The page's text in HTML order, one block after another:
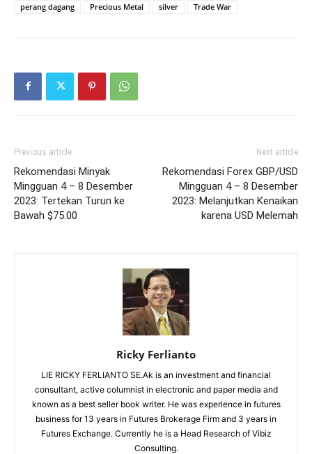
perang dagang
Precious Metal silver Trade War
Previous article
Rekomendasi Minyak
Mingguan 4 – 8 Desember
2023: Tertekan Turun ke
Bawah $75.00
Next article
Rekomendasi Forex GBP/USD
Mingguan 4 – 8 Desember
2023: Melanjutkan Kenaikan
karena USD Melemah
Ricky Ferlianto
LIE RICKY FERLIANTO SE.Ak is an investment and financial
consultant, active columnist in electronic and paper media and
known as a best seller book writer. He was experience in futures
business for 13 years in Futures Brokerage Firm and 3 years in
Futures Exchange. Currently he is a Head Research of Vibiz
Consulting.